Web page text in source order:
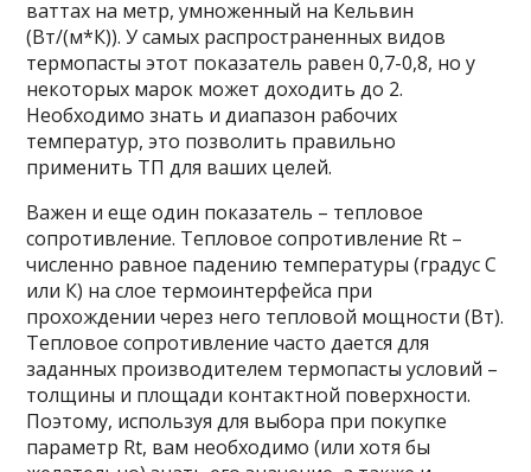
ваттах на метр, умноженный на Кельвин
(Вт/(м*К)). У самых распространенных видов
термопасты этот показатель равен 0,7-0,8, но у
некоторых марок может доходить до 2.
Необходимо знать и диапазон рабочих
температур, это позволить правильно
применить ТП для ваших целей.
Важен и еще один показатель – тепловое
сопротивление. Тепловое сопротивление Rt –
численно равное падению температуры (градус С
или К) на слое термоинтерфейса при
прохождении через него тепловой мощности (Вт).
Тепловое сопротивление часто дается для
заданных производителем термопасты условий –
толщины и площади контактной поверхности.
Поэтому, используя для выбора при покупке
параметр Rt, вам необходимо (или хотя бы